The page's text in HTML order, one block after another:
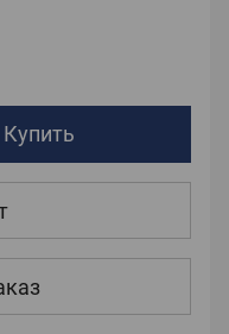
Купить